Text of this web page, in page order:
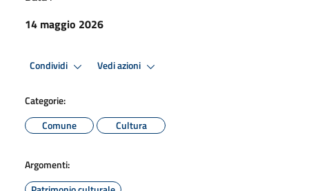
14 maggio 2026
Condividi Vedi azioni
Categorie:
Comune
Cultura
Argomenti: